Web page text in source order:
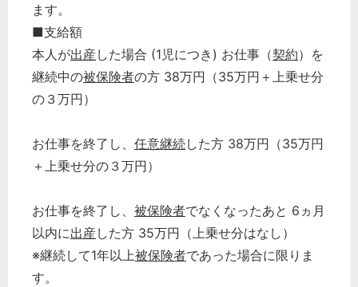
ます。
■支給額
本人が出産 した場合 (1児につき) お仕事（契約）を
継続中の被保険者の方 38万円（35万円＋上乗せ分
の３万円）
お仕事を終了し、 任意継続した方 38万円（35万円
＋上乗せ分の３万円）
お仕事を終了し、 被保険者でなくなったあと 6ヵ月
以内に出産 した方 35万円（上乗せ分はなし）
※継続して1年以上被保険者であった場合に限りま
す。